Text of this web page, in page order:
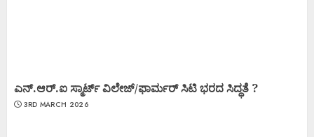
ಎನ್.ಆರ್.ಐ ಸ್ಮಾರ್ಟ್ ವಿಲೇಜ್/ಫಾರ್ಮರ್ ಸಿಟಿ ಭರದ ಸಿದ್ಧತೆ ?
3RD MARCH 2026